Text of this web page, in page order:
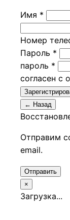
Имя *
Номер
Пароль *
пароль *
согласен с
← Назад
Отправим
email.
Отправить
×
Загрузка...